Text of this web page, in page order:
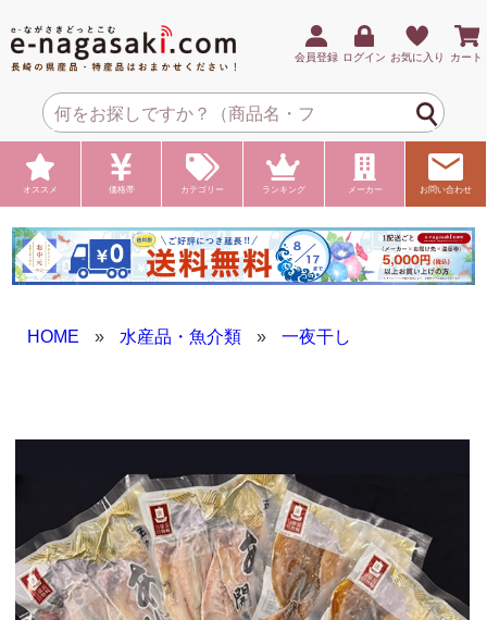
会員登録 ログイン お気に入り カート
オススメ 価格帯 カテゴリー ランキング メーカー お問い合わせ
HOME » 水産品・魚介類 » 一夜干し